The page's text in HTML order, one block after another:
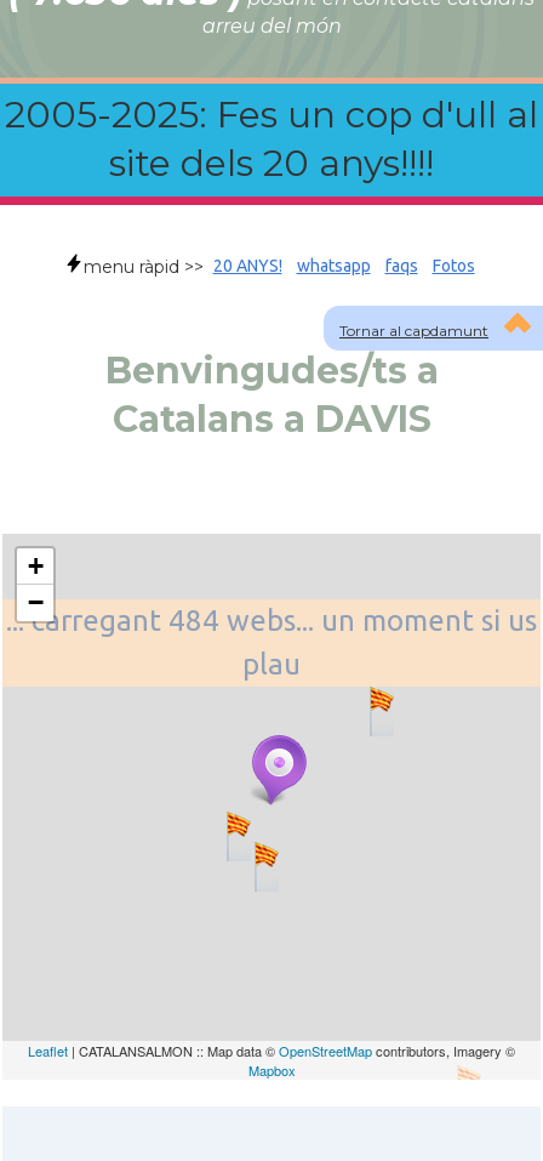
arreu del món
2005-2025: Fes un cop d'ull al
site dels 20 anys!!!!
Tornar al capdamunt
menu ràpid >> 20 ANYS! whatsapp faqs Fotos
Benvingudes/ts a
Catalans a DAVIS
... carregant 484 webs... un moment si us
plau
+
−
Leaflet | CATALANSALMON :: Map data ©OpenStreetMapcontributors, Imagery ©
Mapbox